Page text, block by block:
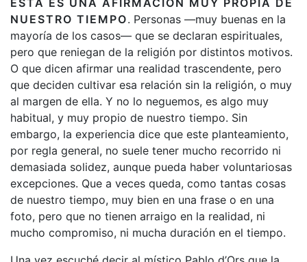
NUESTRO TIEMPO. Personas —muy buenas en la
mayoría de los casos— que se declaran espirituales,
pero que reniegan de la religión por distintos motivos.
O que dicen afirmar una realidad trascendente, pero
que deciden cultivar esa relación sin la religión, o muy
al margen de ella. Y no lo neguemos, es algo muy
habitual, y muy propio de nuestro tiempo. Sin
embargo, la experiencia dice que este planteamiento,
por regla general, no suele tener mucho recorrido ni
demasiada solidez, aunque pueda haber voluntariosas
excepciones. Que a veces queda, como tantas cosas
de nuestro tiempo, muy bien en una frase o en una
foto, pero que no tienen arraigo en la realidad, ni
mucho compromiso, ni mucha duración en el tiempo.